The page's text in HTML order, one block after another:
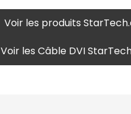
Voir les produits
Voir les Câble DVI